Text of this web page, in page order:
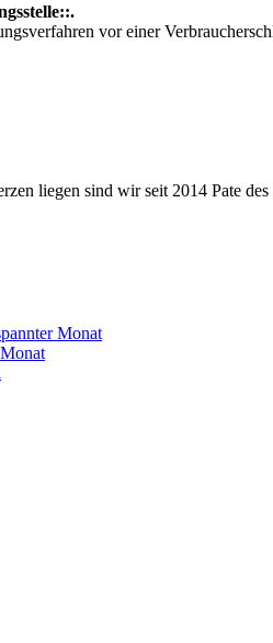
vor einer
liegen sind wir seit 2014 Pate des
Monat